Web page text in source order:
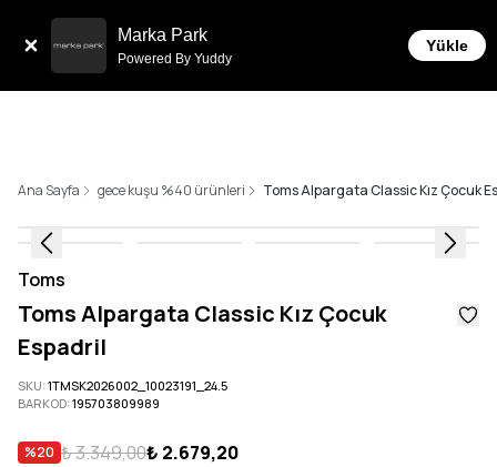
Marka Park
Powered By Yuddy
Yükle
Ana Sayfa gece kuşu %40 ürünleri Toms Alpargata Classic Kız Çocuk
Toms
Toms Alpargata Classic Kız Çocuk
Espadril
SKU:1TMSK2026002_10023191_24.5
BARKOD:195703809989
%20 ₺ 3.349,00₺ 2.679,20